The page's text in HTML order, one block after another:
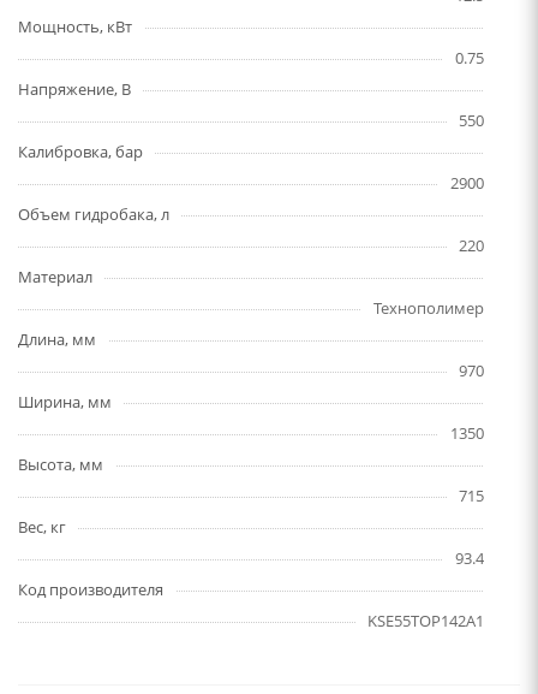
Мощность, кВт
0.75
Напряжение, В
550
Калибровка, бар
2900
Объем гидробака, л
220
Материал
Технополимер
Длина, мм
970
Ширина, мм
1350
Высота, мм
715
Вес, кг
93.4
Код производителя
KSE55TOP142A1